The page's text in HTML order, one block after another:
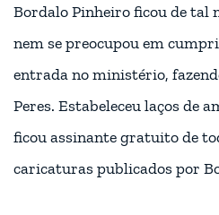
Bordalo Pinheiro ficou de tal
nem se preocupou em
entrada no ministério,
Peres. Estabeleceu laços de
ficou assinante gratuito de
caricaturas publicados por